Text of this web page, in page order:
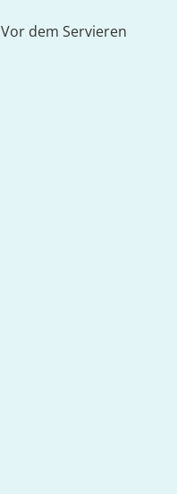
dem Servieren